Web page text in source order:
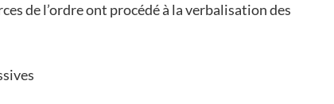
de l’ordre ont procédé à la verbalisation des